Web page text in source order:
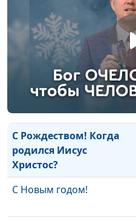
Ищите и найдёте
За всё благодарите
Сколько ты весишь
С Рождеством! Когда
родился Иисус
Христос?
С Новым годом!